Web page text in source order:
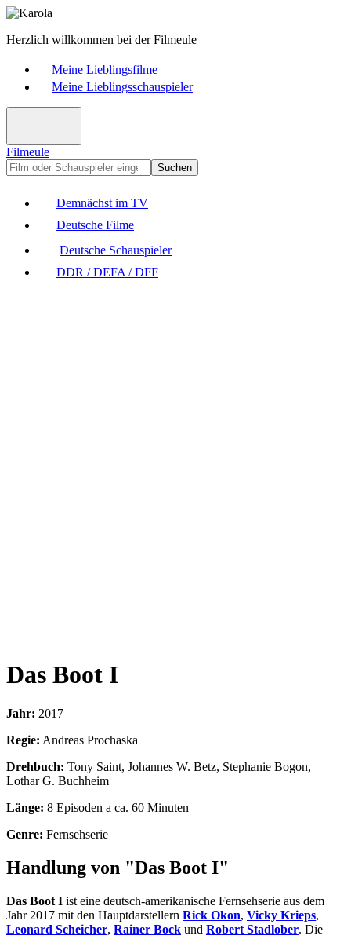
Herzlich willkommen bei der Filmeule
Meine Lieblingsfilme
Meine Lieblingsschauspieler
Filmeule
Suchen
Demnächst im TV
Deutsche Filme
Deutsche Schauspieler
DDR / DEFA / DFF
Das Boot I
Jahr: 2017
Regie: Andreas Prochaska
Drehbuch: Tony Saint, Johannes W. Betz, Stephanie Bogon,
Lothar G. Buchheim
Länge: 8 Episoden a ca. 60 Minuten
Genre: Fernsehserie
Handlung von "Das Boot I"
Das Boot I ist eine deutsch-amerikanische Fernsehserie aus dem
Jahr 2017 mit den Hauptdarstellern Rick Okon, Vicky Krieps,
Leonard Scheicher, Rainer Bock und Robert Stadlober. Die